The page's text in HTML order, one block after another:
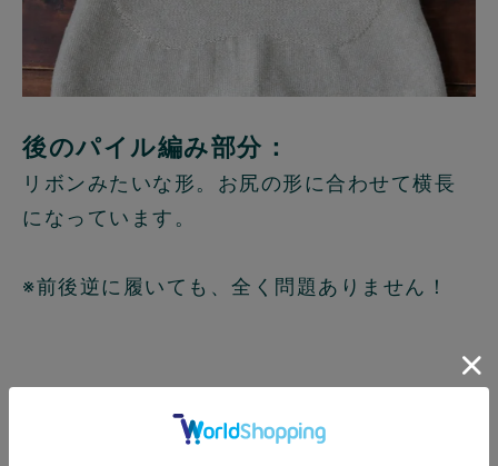
後のパイル編み部分：
リボンみたいな形。お尻の形に合わせて横長
になっています。
※前後逆に履いても、全く問題ありません！
ちくちくしない！